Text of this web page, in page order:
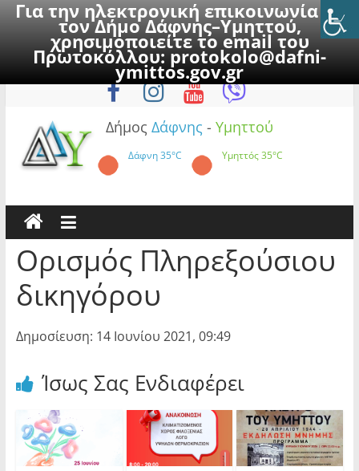
Για την ηλεκτρονική επικοινωνία με
τον Δήμο Δάφνης–Υμηττού,
χρησιμοποιείτε το email του
Πρωτοκόλλου:protokolo@dafni-
ymittos.gov.gr
to
Σάββατο, 8 Αυγούστου 2026
Δήμος Δάφνης - Υμηττού
Δάφνη35°C Υμηττός35°C
Ορισμός Πληρεξούσιου
δικηγόρου
Δημοσίευση: 14 Ιουνίου 2021, 09:49
Ίσως Σας Ενδιαφέρει